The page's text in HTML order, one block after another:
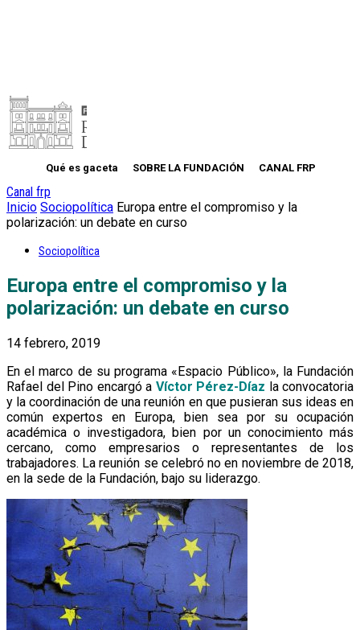
Qué es gaceta SOBRE LA FUNDACIÓN CANAL FRP
Canal frp
Inicio Sociopolítica Europa entre el compromiso y la
polarización: un debate en curso
Sociopolítica
Europa entre el compromiso y la
polarización: un debate en curso
14 febrero, 2019
En el marco de su programa «Espacio Público», la Fundación
Rafael del Pino encargó a Víctor Pérez-Díaz la convocatoria
y la coordinación de una reunión en que pusieran sus ideas en
común expertos en Europa, bien sea por su ocupación
académica o investigadora, bien por un conocimiento más
cercano, como empresarios o representantes de los
trabajadores. La reunión se celebró no en noviembre de 2018,
en la sede de la Fundación, bajo su liderazgo.